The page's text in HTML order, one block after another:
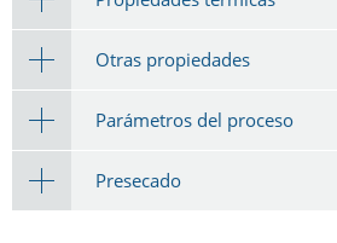
Otras propiedades
Parámetros del proceso
Presecado